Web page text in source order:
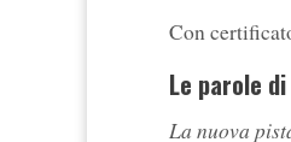
Con
Le parole
La nuova